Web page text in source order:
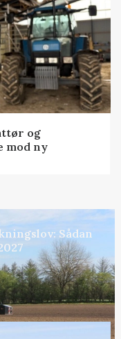
og
mod ny
Sådan